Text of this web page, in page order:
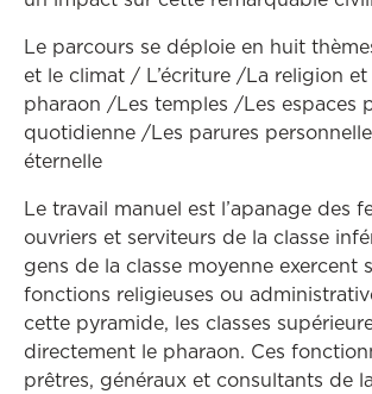
Le parcours se déploie en huit
et le climat / L’écriture /La religion
pharaon /Les temples /Les espaces
quotidienne /Les parures
éternelle
Le travail manuel est l’apanage des
ouvriers et serviteurs de la classe
gens de la classe moyenne exercent
fonctions religieuses ou
cette pyramide, les classes
directement le pharaon. Ces
prêtres, généraux et consultants de